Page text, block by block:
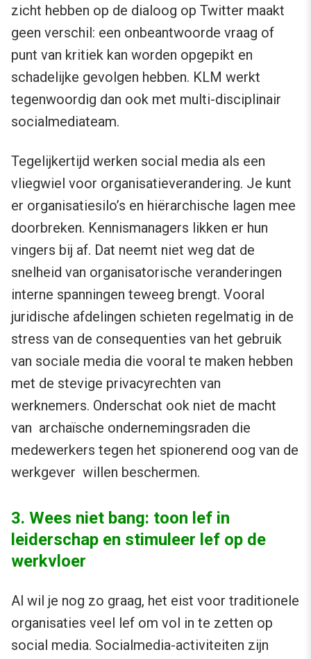
zicht hebben op de dialoog op Twitter maakt
geen verschil: een onbeantwoorde vraag of
punt van kritiek kan worden opgepikt en
schadelijke gevolgen hebben. KLM werkt
tegenwoordig dan ook met multi-disciplinair
socialmediateam.
Tegelijkertijd werken social media als een
vliegwiel voor organisatieverandering. Je kunt
er organisatiesilo’s en hiërarchische lagen mee
doorbreken. Kennismanagers likken er hun
vingers bij af. Dat neemt niet weg dat de
snelheid van organisatorische veranderingen
interne spanningen teweeg brengt. Vooral
juridische afdelingen schieten regelmatig in de
stress van de consequenties van het gebruik
van sociale media die vooral te maken hebben
met de stevige privacyrechten van
werknemers. Onderschat ook niet de macht
van archaïsche ondernemingsraden die
medewerkers tegen het spionerend oog van de
werkgever willen beschermen.
3. Wees niet bang: toon lef in
leiderschap en stimuleer lef op de
werkvloer
Al wil je nog zo graag, het eist voor traditionele
organisaties veel lef om vol in te zetten op
social media. Socialmedia-activiteiten zijn